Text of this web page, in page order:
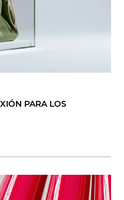
PARA LOS